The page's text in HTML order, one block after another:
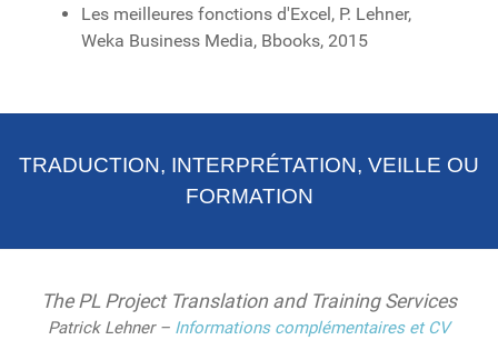
Les meilleures fonctions d'Excel, P. Lehner,
Weka Business Media, Bbooks, 2015
TRADUCTION, INTERPRÉTATION, VEILLE OU
FORMATION
The PL Project Translation and Training Services
Patrick Lehner – Informations complémentaires et CV